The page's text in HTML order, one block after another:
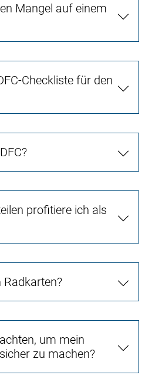
Mangel auf einem
Checkliste für den
profitiere ich als
um mein
zu machen?